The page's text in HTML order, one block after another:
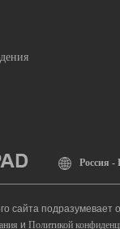
Россия -
сайта подразумевает
и Политикой